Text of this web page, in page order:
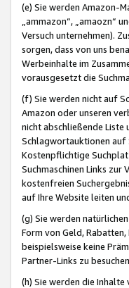
(e) Sie werden Amazon-
„ammazon“, „amaozn“
Versuch unternehmen).
sorgen, dass von uns
Werbeinhalte im
vorausgesetzt die
(f) Sie werden nicht auf
Amazon oder unseren
nicht abschließende Liste
Schlagwortauktionen auf
Kostenpflichtige
Suchmaschinen Links
kostenfreien
auf Ihre Website leiten
(g) Sie werden
Form von Geld,
beispielsweise keine
Partner-Links zu
(h) Sie werden die